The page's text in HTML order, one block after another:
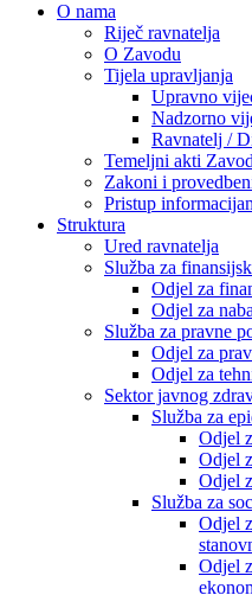
O nama
Riječ ravnatelja
O Zavodu
Tijela upravljanja
Upravno
Nadzorno
Ravnatelj /
Temeljni akti
Zakoni i
Pristup
Struktura
Ured ravnatelja
Služba za
Odjel za
Odjel za
Služba za pravne
Odjel za
Odjel za
Sektor javnog
Služba za
Odjel
Odjel
Odjel
Služba za
Odjel
Odjel